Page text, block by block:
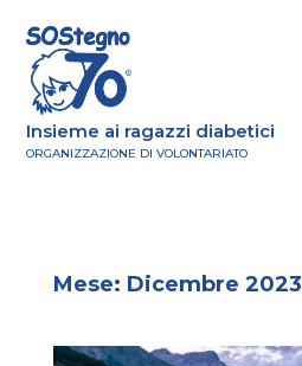
Insieme ai ragazzi diabetici
ORGANIZZAZIONE DI VOLONTARIATO
Mese: Dicembre 2023